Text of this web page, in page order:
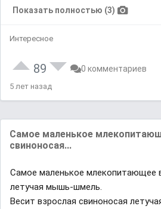
Показать полностью (3)
Интересное
89 0 комментариев
5 лет назад
Самое маленькое
свиноносая...
Самое маленькое млекопитающее
летучая мышь-шмель.
Весит взрослая свиноносая